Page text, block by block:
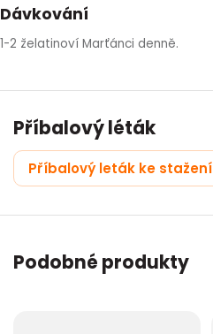
Dávkování
1-2 želatinoví Marťánci denně.
Příbalový léták
Příbalový leták ke stažení
Podobné produkty